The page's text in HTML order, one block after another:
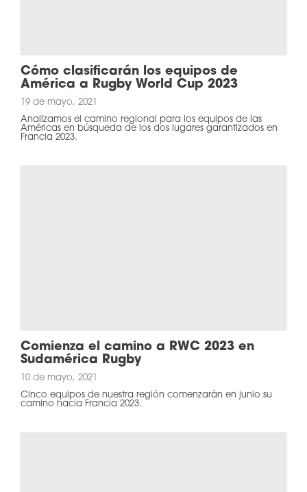
Cómo clasificarán los equipos de
América a Rugby World Cup 2023
19 de mayo, 2021
Analizamos el camino regional para los equipos de las
Américas en búsqueda de los dos lugares garantizados en
Francia 2023.
Comienza el camino a RWC 2023 en
Sudamérica Rugby
10 de mayo, 2021
Cinco equipos de nuestra región comenzarán en junio su
camino hacia Francia 2023.